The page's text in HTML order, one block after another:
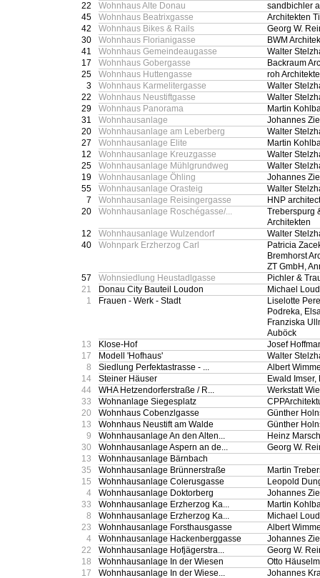
22
Wohnhaus Alte Donau
sandbichler
45
Wohnhaus Beatrixgasse
Architekten
42
Wohnhaus Bikes & Rails
Georg W.
30
Wohnhaus Florianigasse
BWM
41
Wohnhaus Gemeindeaugasse
Walter
17
Wohnhaus Gobergasse
Backraum
25
Wohnhaus Huttengasse
roh
3
Wohnhaus Karmelitergasse
Walter
22
Wohnhaus Neustiftgasse
Walter
29
Wohnhaus Panorama
Martin
31
Wohnhausanlage
Johannes
20
Wohnhausanlage am Leberberg
Walter
27
Wohnhausanlage Elite
Martin
12
Wohnhausanlage Kreuzgasse
Walter
25
Wohnhausanlage Mühlgrundweg
Walter
19
Wohnhausanlage Öhling
Johannes
55
Wohnhausanlage Orasteig
Walter
7
Wohnhausanlage Reisingergasse
HNP
20
Wohnhausanlage Roschégasse/...
Treberspurg
Architekten
12
Wohnhausanlage Wulzendorf
Walter
40
Wohnpark Erzherzog Carl
Patricia
Bremhorst
ZT GmbH,
57
Wohnsiedlung Heustadlgasse
Pichler &
21
Donau City Bauteil Loudon
Michael
1
Frauen - Werk - Stadt
Liselotte
Podreka,
Franziska
Auböck
13
Klose-Hof
Josef
17
Modell 'Hofhaus'
Walter
8
Siedlung Perfektastrasse - ...
Albert
14
Steiner Häuser
Ewald Imser,
44
WHA Hetzendorferstraße / R...
Werkstatt
33
Wohnanlage Siegesplatz
20
Wohnhaus Cobenzlgasse
Günther
13
Wohnhaus Neustift am Walde
Günther
9
Wohnhausanlage An den Alten...
Heinz
30
Wohnhausanlage Aspern an de...
Georg W.
13
Wohnhausanlage Bärnbach
35
Wohnhausanlage Brünnerstraße
Martin
15
Wohnhausanlage Colerusgasse
Leopold
4
Wohnhausanlage Doktorberg
Johannes
33
Wohnhausanlage Erzherzog Ka...
Martin
8
Wohnhausanlage Erzherzog Ka...
Michael
23
Wohnhausanlage Forsthausgasse
Albert
4
Wohnhausanlage Hackenberggasse
Johannes
22
Wohnhausanlage Hofjägerstra...
Georg W.
18
Wohnhausanlage In der Wiesen
Otto
17
Wohnhausanlage In der Wiese... Johannes